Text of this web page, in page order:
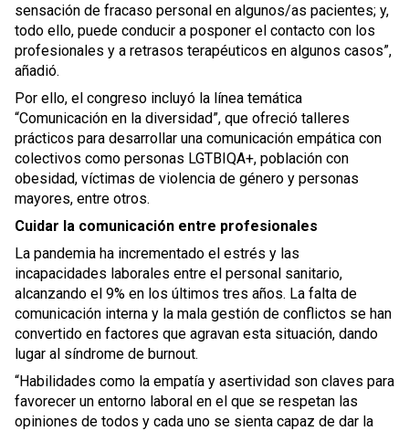
sensación de fracaso personal en algunos/as pacientes; y,
todo ello, puede conducir a posponer el contacto con los
profesionales y a retrasos terapéuticos en algunos casos”,
añadió.
Por ello, el congreso incluyó la línea temática
“Comunicación en la diversidad”, que ofreció talleres
prácticos para desarrollar una comunicación empática con
colectivos como personas LGTBIQA+, población con
obesidad, víctimas de violencia de género y personas
mayores, entre otros.
Cuidar la comunicación entre profesionales
La pandemia ha incrementado el estrés y las
incapacidades laborales entre el personal sanitario,
alcanzando el 9% en los últimos tres años. La falta de
comunicación interna y la mala gestión de conflictos se han
convertido en factores que agravan esta situación, dando
lugar al síndrome de burnout.
“Habilidades como la empatía y asertividad son claves para
favorecer un entorno laboral en el que se respetan las
opiniones de todos y cada uno se sienta capaz de dar la